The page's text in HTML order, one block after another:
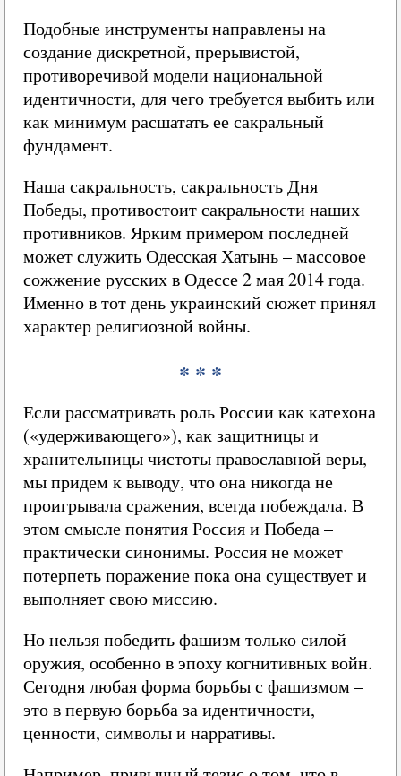
Подобные инструменты направлены на
создание дискретной, прерывистой,
противоречивой модели национальной
идентичности, для чего требуется выбить или
как минимум расшатать ее сакральный
фундамент.
Наша сакральность, сакральность Дня
Победы, противостоит сакральности наших
противников. Ярким примером последней
может служить Одесская Хатынь – массовое
сожжение русских в Одессе 2 мая 2014 года.
Именно в тот день украинский сюжет принял
характер религиозной войны.
* * *
Если рассматривать роль России как катехона
(«удерживающего»), как защитницы и
хранительницы чистоты православной веры,
мы придем к выводу, что она никогда не
проигрывала сражения, всегда побеждала. В
этом смысле понятия Россия и Победа –
практически синонимы. Россия не может
потерпеть поражение пока она существует и
выполняет свою миссию.
Но нельзя победить фашизм только силой
оружия, особенно в эпоху когнитивных войн.
Сегодня любая форма борьбы с фашизмом –
это в первую борьба за идентичности,
ценности, символы и нарративы.